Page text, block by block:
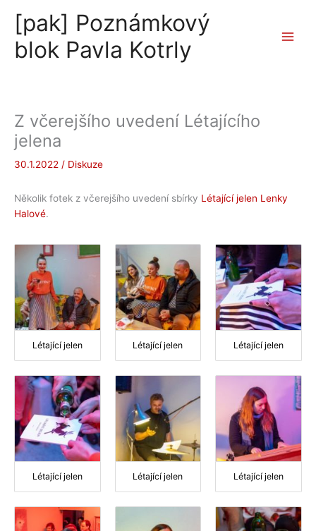
obsah
[pak] Poznámkový
blok Pavla Kotrly
Z včerejšího uvedení Létajícího
jelena
30.1.2022 / Diskuze
Několik fotek z včerejšího uvedení sbírky Létající jelen Lenky
Halové.
Létající jelen Létající jelen Létající jelen
Létající jelen Létající jelen Létající jelen